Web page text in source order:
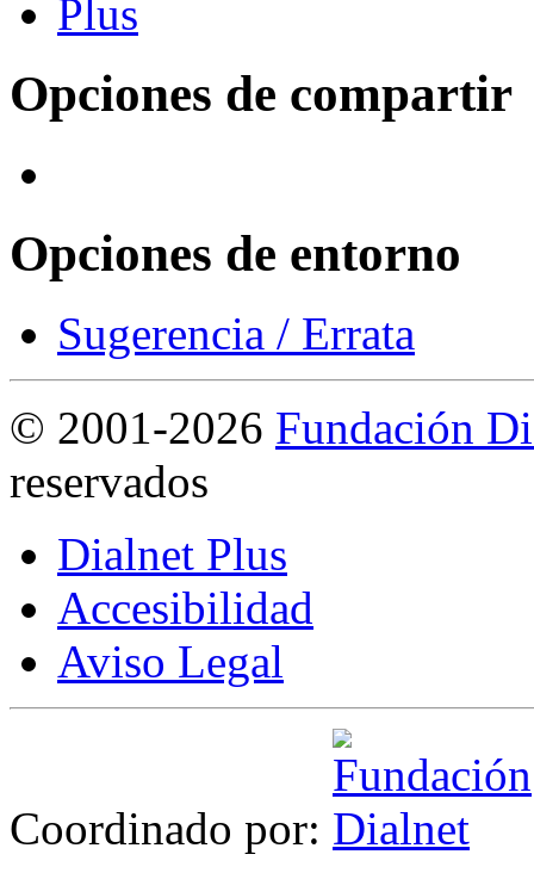
Opciones de compartir
Opciones de entorno
Sugerencia / Errata
© 2001-2026 Fundación
reservados
Dialnet Plus
Accesibilidad
Aviso Legal
Coordinado por: